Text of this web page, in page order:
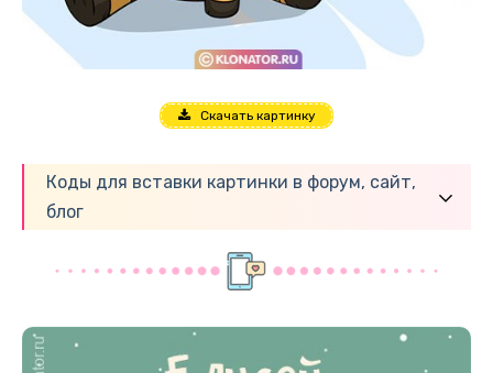
Скачать картинку
Коды для вставки картинки в форум, сайт,
блог